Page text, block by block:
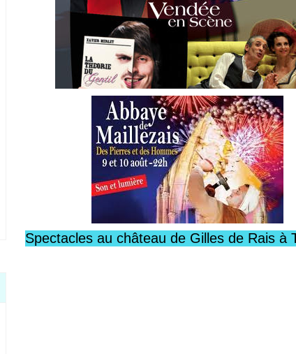
Spectacles au château de Gilles de Rais à